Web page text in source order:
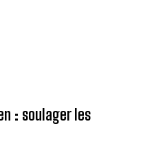
: soulager les